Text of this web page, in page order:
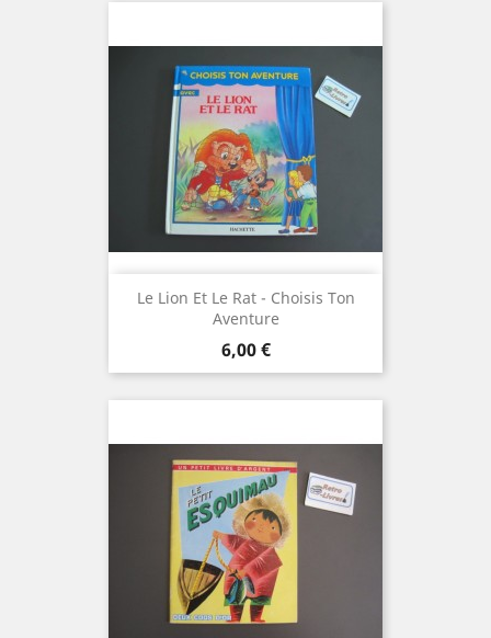
Le Lion Et Le Rat - Choisis Ton
Aventure
Prix
6,00 €